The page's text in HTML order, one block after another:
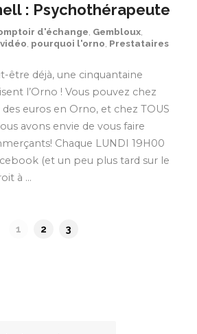
: Psychothérapeute
d'échange Gembloux
pourquoi l'orno Prestataires
être déjà, une cinquantaine
l’Orno ! Vous pouvez chez
euros en Orno, et chez TOUS
avons envie de vous faire
Chaque LUNDI 19H00
(et un peu plus tard sur le
à …
1 2 3